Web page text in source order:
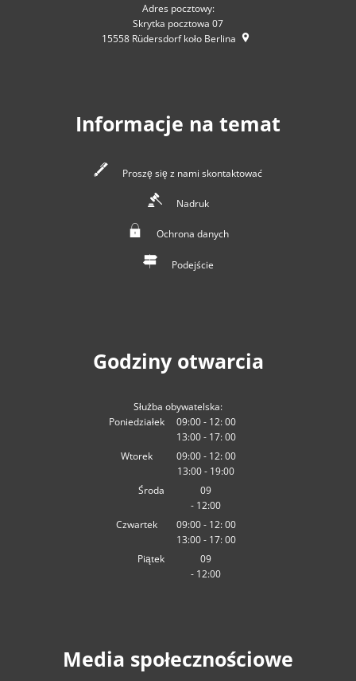
Adres pocztowy:
Skrytka pocztowa 07
15558 Rüdersdorf koło Berlina
Informacje na temat
Proszę się z nami skontaktować
Nadruk
Ochrona danych
Podejście
Godziny otwarcia
Służba obywatelska:
Poniedziałek
09:00- 12:00
Od
09:00 do 12:00
13:00- 17:00
Od 13:00 do 17:00
Wtorek 09:00- 12:00
Od
09:00 do 12:00
13:00- 19:00
Od 13:00 do 19:00
Środa
09
:00
- 12:00
Od 09:00 do 12:00
Czwartek 09:00- 12:00
Od
09:00 do 12:00
13:00- 17:00
Od 13:00 do 17:00
Piątek
09
:00
- 12:00
Media społecznościowe